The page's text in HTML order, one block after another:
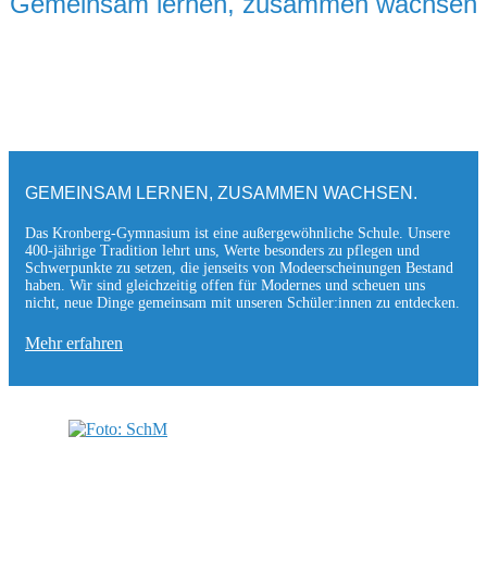
GEMEINSAM LERNEN, ZUSAMMEN WACHSEN.
Das Kronberg-Gymnasium ist eine außergewöhnliche Schule. Unsere
400-jährige Tradition lehrt uns, Werte besonders zu pflegen und
Schwerpunkte zu setzen, die jen­seits von Modeerscheinungen Be­stand
haben. Wir sind gleichzeitig offen für Modernes und scheuen uns
nicht, neue Dinge gemeinsam mit unseren Schüler:innen zu entde­cken.
Mehr erfahren